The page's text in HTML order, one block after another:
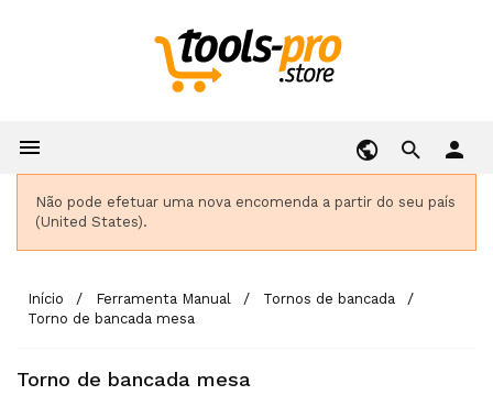
 person
Não pode efetuar uma nova encomenda a partir do seu país
(United States).
Início Ferramenta Manual
Tornos de bancada
Torno de bancada mesa
Torno de bancada mesa